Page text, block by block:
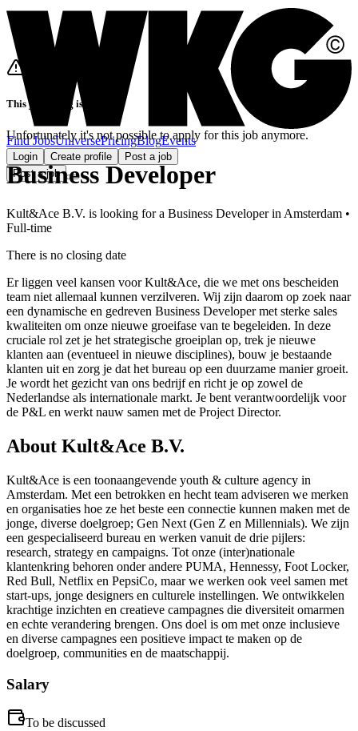
Find JobsUniversePricingBlogEvents
Login Create profile
Post a job
Post a job
This job listing is closed
Unfortunately it's not possible to apply for this job anymore.
Business Developer
Kult&Ace B.V. is looking fora Business Developerin Amsterdam •
Full-time
There is no closing date
Er liggen veel kansen voor Kult&Ace, die we met ons bescheiden
team niet allemaal kunnen verzilveren. Wij zijn daarom op zoek naar
een dynamische en gedreven Business Developer met sterke sales
kwaliteiten om onze nieuwe groeifase van te begeleiden. In deze
cruciale rol zet je het strategische groeiplan op, trek je nieuwe
klanten aan (eventueel in nieuwe disciplines), bouw je bestaande
klanten uit en zorg je dat het bureau op een duurzame manier groeit.
Je wordt het gezicht van ons bedrijf en richt je op zowel de
Nederlandse als internationale markt. Je bent verantwoordelijk voor
de P&L en werkt nauw samen met de Project Director.
About Kult&Ace B.V.
Kult&Ace is een toonaangevende youth & culture agency in
Amsterdam. Met een betrokken en hecht team adviseren we merken
en organisaties hoe ze het beste een connectie kunnen maken met de
jonge, diverse doelgroep; Gen Next (Gen Z en Millennials). We zijn
een gespecialiseerd bureau en werken vanuit de drie pijlers:
research, strategy en campaigns. Tot onze (inter)nationale
klantenkring behoren onder andere PUMA, Hennessy, Foot Locker,
Red Bull, Netflix en PepsiCo, maar we werken ook veel samen met
start-ups, jonge designers en culturele instellingen. We ontwikkelen
krachtige inzichten en creatieve campagnes die diversiteit omarmen
en echte verandering brengen. Ons doel is om met onze inclusieve
en diverse campagnes een positieve impact te maken op de
doelgroep, communities en de maatschappij.
Salary
To be discussed